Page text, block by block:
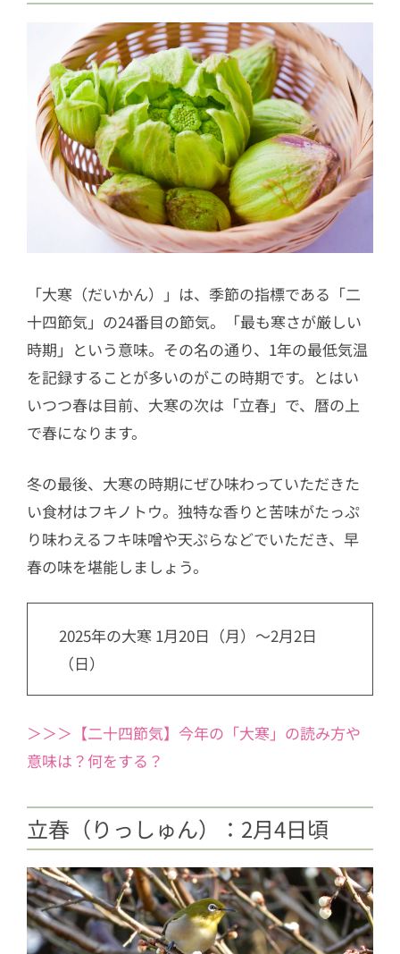
「大寒（だいかん）」は、季節の指標である「二
十四節気」の24番目の節気。「最も寒さが厳しい
時期」という意味。その名の通り、1年の最低気温
を記録することが多いのがこの時期です。とはい
いつつ春は目前、大寒の次は「立春」で、暦の上
で春になります。
冬の最後、大寒の時期にぜひ味わっていただきた
い食材はフキノトウ。独特な香りと苦味がたっぷ
り味わえるフキ味噌や天ぷらなどでいただき、早
春の味を堪能しましょう。
2025年の大寒 1月20日（月）～2月2日
（日）
＞＞＞【二十四節気】今年の「大寒」の読み方や
意味は？何をする？
立春（りっしゅん）：2月4日頃